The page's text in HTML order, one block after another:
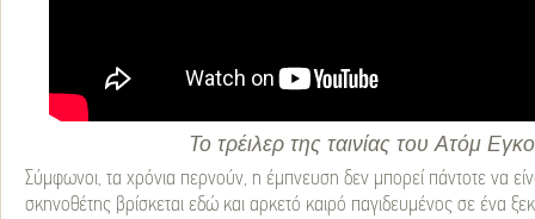
Το τρέιλερ της ταινίας του Ατόμ
Σύμφωνοι, τα χρόνια περνούν, η έμπνευση δεν μπορεί πάντοτε να
σκηνοθέτης βρίσκεται εδώ και αρκετό καιρό παγιδευμένος σε ένα